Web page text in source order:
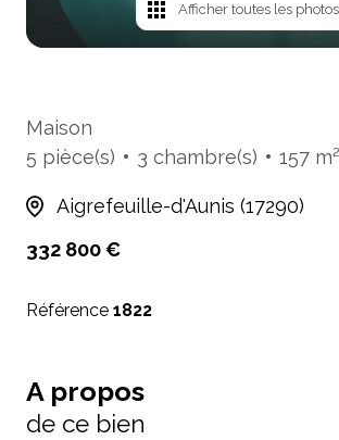
visites
Afficher toutes les photos
Maison
5 pièce(s)
3 chambre(s) 157 m²
Aigrefeuille-d'Aunis (17290)
332 800 €
Référence 1822
A propos
de ce bien